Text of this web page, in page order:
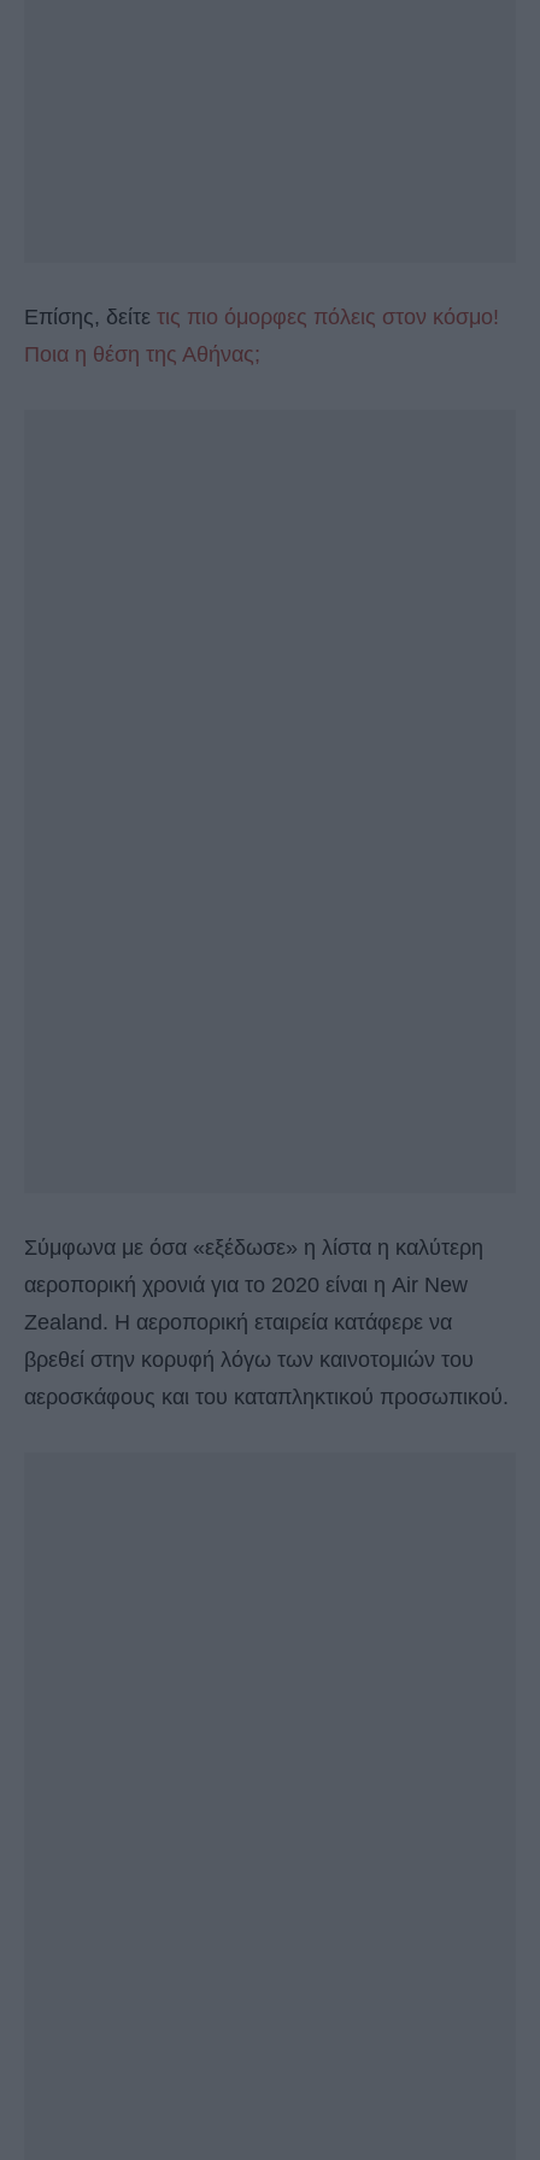
Επίσης, δείτε τις πιο όμορφες πόλεις στον κόσμο!
Ποια η θέση της Αθήνας;
Σύμφωνα με όσα «εξέδωσε» η λίστα η καλύτερη
αεροπορική χρονιά για το 2020 είναι η Air New
Zealand. H αεροπορική εταιρεία κατάφερε να
βρεθεί στην κορυφή λόγω των καινοτομιών του
αεροσκάφους και του καταπληκτικού προσωπικού.